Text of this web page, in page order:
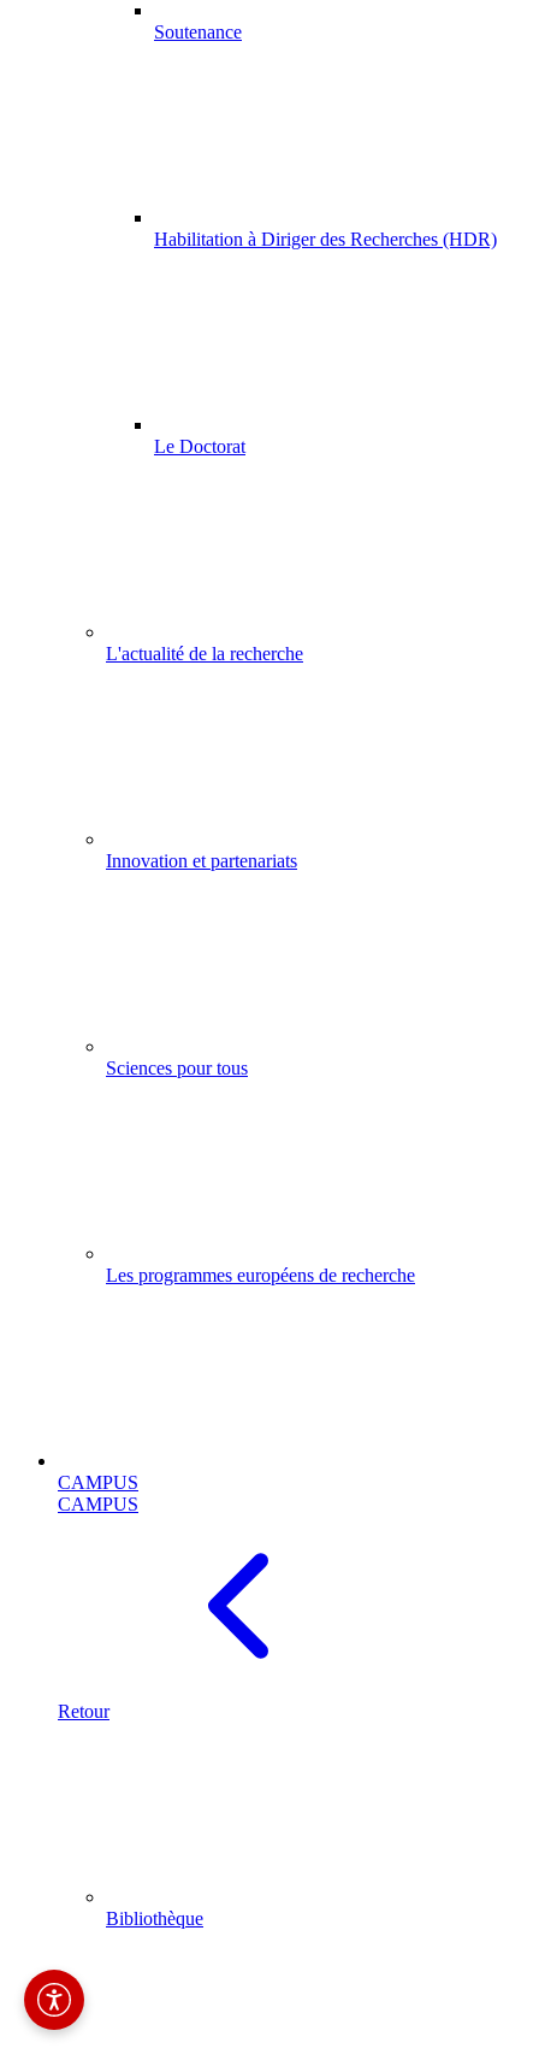
Soutenance
Habilitation à Diriger des Recherches (HDR)
Le Doctorat
L'actualité de la recherche
Innovation et partenariats
Sciences pour tous
Les programmes européens de recherche
CAMPUS
CAMPUS
Retour
Bibliothèque